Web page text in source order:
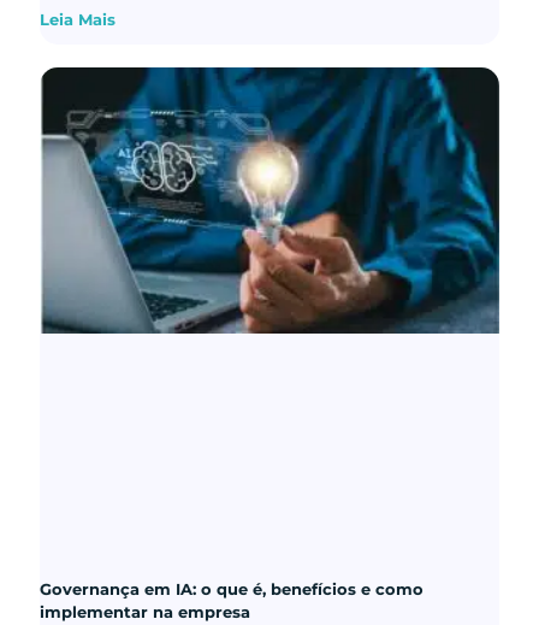
Leia Mais
Governança em IA: o que é, benefícios e como
implementar na empresa